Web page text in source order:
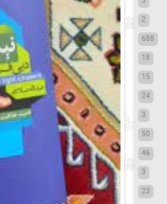
2
688
18
15
24
3
50
46
3
23